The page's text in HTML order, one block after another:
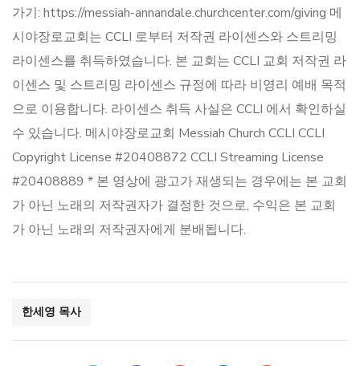
가기: https://messiah-annandale.churchcenter.com/giving 메
시야장로교회는 CCLI 로부터 저작권 라이센스와 스트리밍
라이센스를 취득하였습니다. 본 교회는 CCLI 교회 저작권 라
이센스 및 스트리밍 라이센스 규정에 따라 비영리 예배 목적
으로 이용합니다. 라이센스 취득 사실은 CCLI 에서 확인하실
수 있습니다. 메시야장로교회 Messiah Church CCLI CCLI
Copyright License #20408872 CCLI Streaming License
#20408889 * 본 영상에 광고가 재생되는 경우에는 본 교회
가 아닌 노래의 저작권자가 결정한 것으로, 수익은 본 교회
가 아닌 노래의 저작권자에게 분배됩니다.
한세영 목사